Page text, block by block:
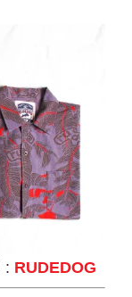
: RUDEDOG